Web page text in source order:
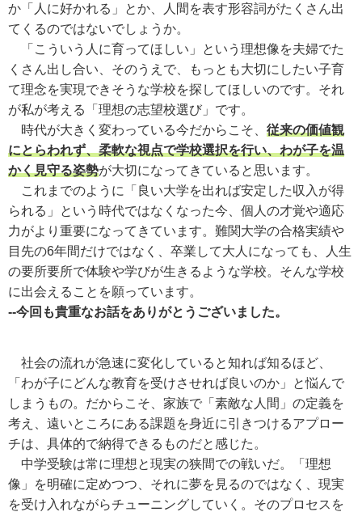
か「人に好かれる」とか、人間を表す形容詞がたくさん出
てくるのではないでしょうか。
「こういう人に育ってほしい」という理想像を夫婦でた
くさん出し合い、そのうえで、もっとも大切にしたい子育
て理念を実現できそうな学校を探してほしいのです。それ
が私が考える「理想の志望校選び」です。
時代が大きく変わっている今だからこそ、 従来の価値観
にとらわれず、柔軟な視点で学校選択を行い、わが子を温
かく見守る姿勢が大切になってきていると思います。
これまでのように「良い大学を出れば安定した収入が得
られる」という時代ではなくなった今、個人の才覚や適応
力がより重要になってきています。難関大学の合格実績や
目先の6年間だけではなく、卒業して大人になっても、人生
の要所要所で体験や学びが生きるような学校。そんな学校
に出会えることを願っています。
--今回も貴重なお話をありがとうございました。
社会の流れが急速に変化していると知れば知るほど、
「わが子にどんな教育を受けさせれば良いのか」と悩んで
しまうもの。だからこそ、家族で「素敵な人間」の定義を
考え、遠いところにある課題を身近に引きつけるアプロー
チは、具体的で納得できるものだと感じた。
中学受験は常に理想と現実の狭間での戦いだ。「理想
像」を明確に定めつつ、それに夢を見るのではなく、現実
を受け入れながらチューニングしていく。そのプロセスを